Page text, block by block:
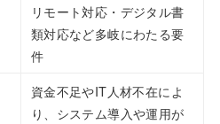
リモート対応・デジタル書
類対応など多岐にわたる要
件
資金不足やIT人材不在によ
り、システム導入や運用が